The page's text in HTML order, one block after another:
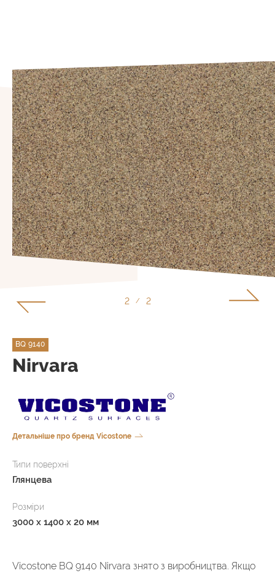
1 / 2
BQ 9140
Nirvara
Детальніше про бренд Vicostone
Типи поверхні
Глянцева
Розміри
3000 x 1400 x 20 мм
Vicostone BQ 9140 Nirvara знято з виробництва. Якщо